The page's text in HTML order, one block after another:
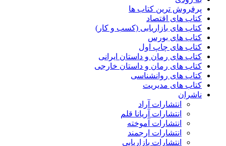
پرفروش ترین کتاب ها
کتاب های اقتصاد
کتاب های بازاریابی (کسب و کار)
کتاب های بورس
کتاب های چاپ اول
کتاب های رمان و داستان ایرانی
کتاب های رمان و داستان خارجی
کتاب های روانشناسی
کتاب های مدیریت
ناشران
انتشارات آراد
انتشارات آریانا قلم
انتشارات آموخته
انتشارات ارجمند
انتشارات بازاریابی